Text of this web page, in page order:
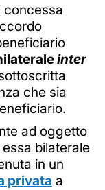
concessa
inter
che sia
ad oggetto
bilaterale
in un
privata a